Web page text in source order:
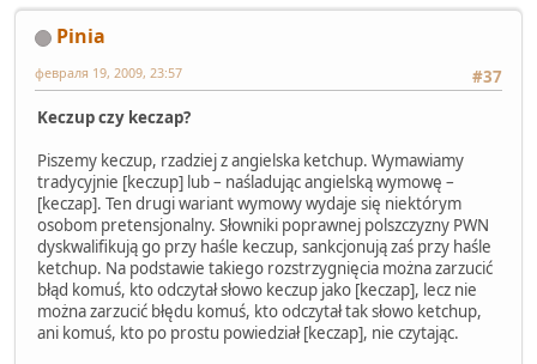
Pinia
#37
февраля 19, 2009, 23:57
Keczup czy keczap?
Piszemy keczup, rzadziej z angielska ketchup. Wymawiamy
tradycyjnie [keczup] lub – naśladując angielską wymowę –
[keczap]. Ten drugi wariant wymowy wydaje się niektórym
osobom pretensjonalny. Słowniki poprawnej polszczyzny PWN
dyskwalifikują go przy haśle keczup, sankcjonują zaś przy haśle
ketchup. Na podstawie takiego rozstrzygnięcia można zarzucić
błąd komuś, kto odczytał słowo keczup jako [keczap], lecz nie
można zarzucić błędu komuś, kto odczytał tak słowo ketchup,
ani komuś, kto po prostu powiedział [keczap], nie czytając.